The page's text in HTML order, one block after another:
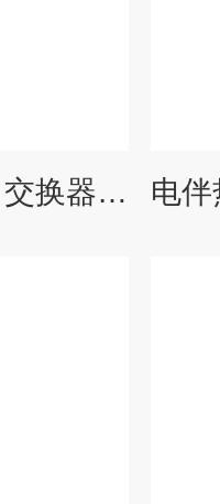
板式换热器保温罩 交换器保温套 可拆卸保温衣 柔性 耐用